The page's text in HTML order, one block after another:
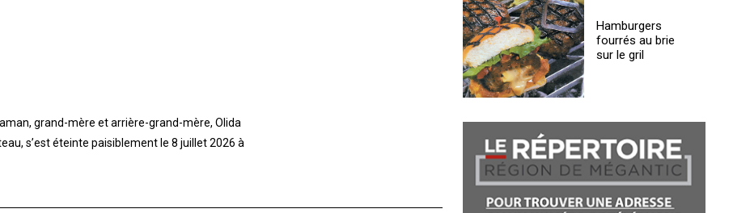
grand-mère et arrière-grand-mère, Olida
s’est éteinte paisiblement le 8 juillet 2026 à
Hamburgers
fourrés au brie
sur le gril